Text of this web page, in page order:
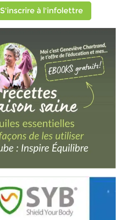
S'inscrire à l'infolettre